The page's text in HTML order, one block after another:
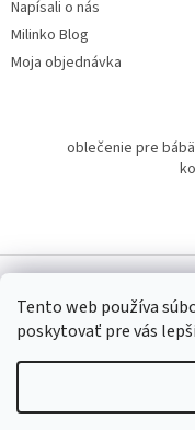
Tento web používa
poskytovať pre vás
Napísali o nás
Milinko Blog
Moja objednávka
oblečenie pre
Copyright 2026